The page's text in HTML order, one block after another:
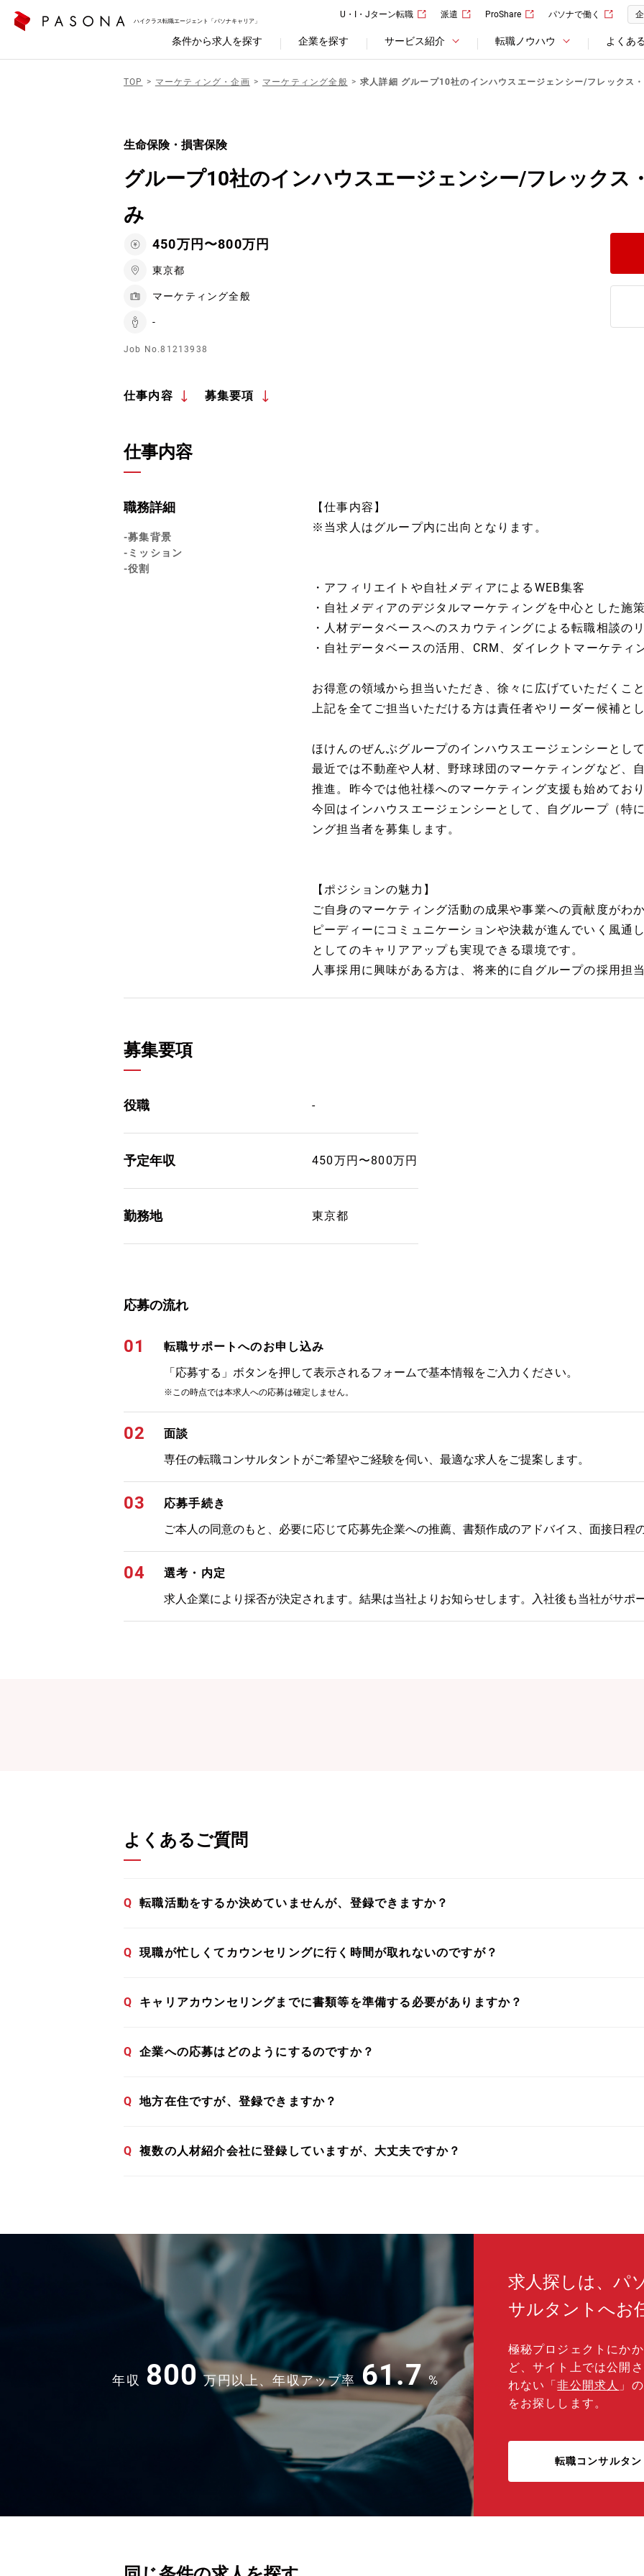
ハイクラス転職エージェント「パソナキャリア」
U・I・Jターン転職 派遣 ProShare パソナで働く
条件から求人を探す 企業を探す サービス紹介 転職ノウハウ よくあ
TOP マーケティング・企画 マーケティング全般 求人詳細 グループ10社のインハウスエージェンシー/フレックス
生命保険・損害保険
グループ10社のインハウスエージェンシー/フレックス
み
450万円〜800万円
東京都
マーケティング全般
-
Job No.81213938
仕事内容 募集要項
仕事内容
職務詳細
-募集背景
-ミッション
-役割
【仕事内容】
※当求人はグループ内に出向となります。
・アフィリエイトや自社メディアによるWEB集客
・自社メディアのデジタルマーケティングを中心とした施
・人材データベースへのスカウティングによる転職相談の
・自社データベースの活用、CRM、ダイレクトマーケティ
お得意の領域から担当いただき、徐々に広げていただくこ
上記を全てご担当いただける方は責任者やリーダー候補と
ほけんのぜんぶグループのインハウスエージェンシーとし
最近では不動産や人材、野球球団のマーケティングなど、
推進。昨今では他社様へのマーケティング支援も始めてお
今回はインハウスエージェンシーとして、自グループ（特
ング担当者を募集します。
【ポジションの魅力】
ご自身のマーケティング活動の成果や事業への貢献度がわ
ピーディーにコミュニケーションや決裁が進んでいく風通
としてのキャリアアップも実現できる環境です。
人事採用に興味がある方は、将来的に自グループの採用担
募集要項
役職 -
予定年収 450万円〜800万円
勤務地 東京都
応募の流れ
01
転職サポートへのお申し込み
「応募する」ボタンを押して表示されるフォームで基本情報をご入力ください。
※この時点では本求人への応募は確定しません。
02
面談
専任の転職コンサルタントがご希望やご経験を伺い、最適な求人をご提案します。
03
応募手続き
ご本人の同意のもと、必要に応じて応募先企業への推薦、書類作成のアドバイス、面接日程
04
選考・内定
求人企業により採否が決定されます。結果は当社よりお知らせします。入社後も当社がサポ
よくあるご質問
Q 転職活動をするか決めていませんが、登録できますか？
Q 現職が忙しくてカウンセリングに行く時間が取れないのですが？
Q キャリアカウンセリングまでに書類等を準備する必要がありますか？
Q 企業への応募はどのようにするのですか？
Q 地方在住ですが、登録できますか？
Q 複数の人材紹介会社に登録していますが、大丈夫ですか？
年収 800 万円以上、年収アップ率 61.7 %
求人探しは、パ
サルタントへお
極秘プロジェクトにか
ど、サイト上では公開
れない「非公開求人 」
をお探しします。
転職コンサルタ